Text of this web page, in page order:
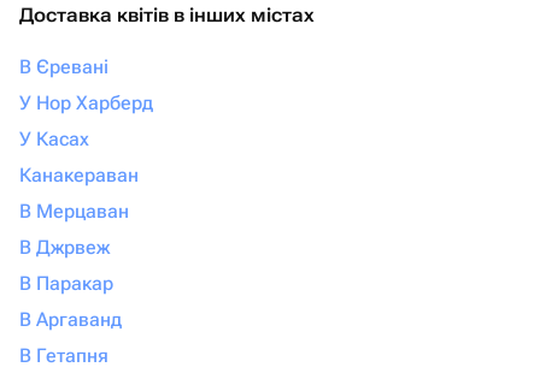
Доставка квітів в інших містах
В Єревані
У Нор Харберд
У Касах
Канакераван
В Мерцаван
В Джрвеж
В Паракар
В Аргаванд
В Гетапня